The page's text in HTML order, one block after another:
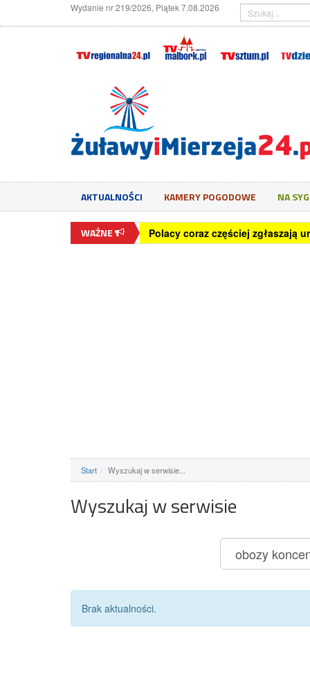
Wydanie nr 219/2026, Piątek 7.08.2026
AKTUALNOŚCI KAMERY POGODOWE NA
WAŻNE Polacy coraz częściej zgłaszają
Start Wyszukaj w serwisie...
Wyszukaj w serwisie
Brak aktualności.